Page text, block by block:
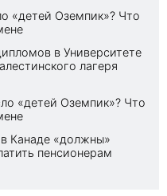
«детей Оземпик»? Что
в Университете
лагеря
«детей Оземпик»? Что
Канаде «должны»
пенсионерам